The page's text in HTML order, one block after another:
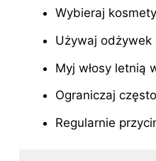
Wybieraj
Używaj odżywek
Myj włosy letnią
Ograniczaj
Regularnie